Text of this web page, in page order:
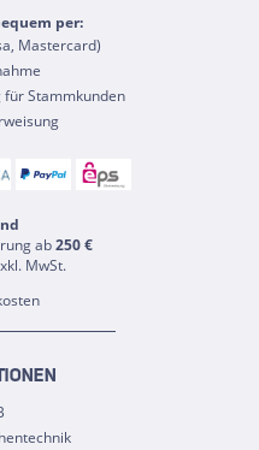
per:
Mastercard)
für Stammkunden
ab250 €
MwSt.